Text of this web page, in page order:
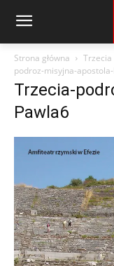
Strona główna Trzecia
podroz-misyjna-
Trzecia-
Pawla6